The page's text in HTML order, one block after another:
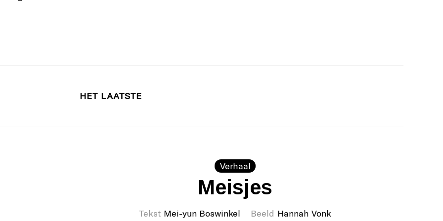
HET LAATSTE
Verhaal
Meisjes
Tekst Mei-yun Boswinkel Beeld Hannah Vonk